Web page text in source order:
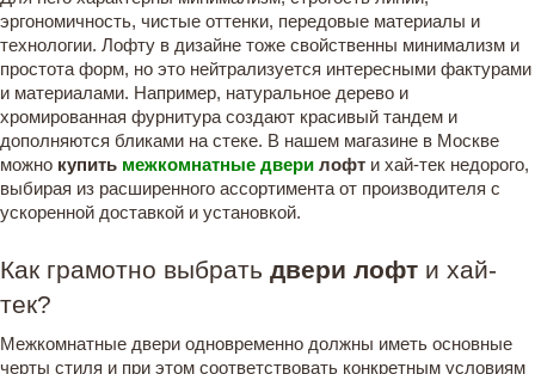
эргономичность, чистые оттенки, передовые материалы и
технологии. Лофту в дизайне тоже свойственны минимализм и
простота форм, но это нейтрализуется интересными фактурами
и материалами. Например, натуральное дерево и
хромированная фурнитура создают красивый тандем и
дополняются бликами на стеке. В нашем магазине в Москве
можно купить межкомнатные двери лофт и хай-тек недорого,
выбирая из расширенного ассортимента от производителя с
ускоренной доставкой и установкой.
Как грамотно выбрать двери лофт и хай-
тек?
Межкомнатные двери одновременно должны иметь основные
черты стиля и при этом соответствовать конкретным условиям